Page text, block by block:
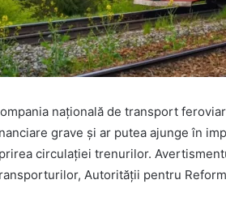
națională de transport
grave și ar putea ajunge în
circulației trenurilor.
Autorității pentru